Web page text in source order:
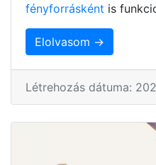
fényforrásként is
Elolvasom →
Létrehozás dátuma: